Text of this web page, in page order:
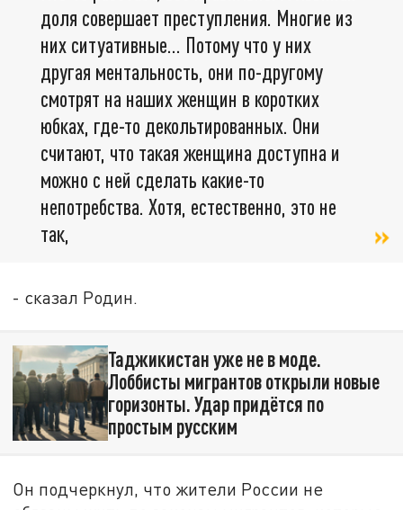
доля совершает преступления. Многие из
них ситуативные… Потому что у них
другая ментальность, они по-другому
смотрят на наших женщин в коротких
юбках, где-то декольтированных. Они
считают, что такая женщина доступна и
можно с ней сделать какие-то
непотребства. Хотя, естественно, это не
так,
- сказал Родин.
Таджикистан уже не в моде.
Лоббисты мигрантов открыли новые
горизонты. Удар придётся по
простым русским
Он подчеркнул, что жители России не